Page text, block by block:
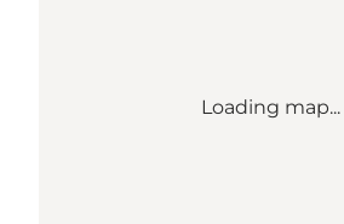
Loading map...